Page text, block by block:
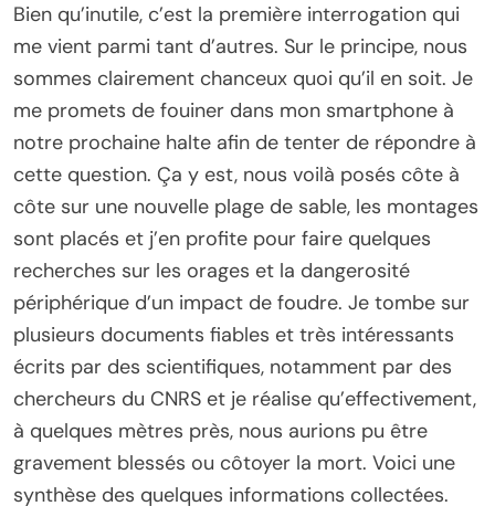
Bien qu’inutile, c’est la première interrogation qui
me vient parmi tant d’autres. Sur le principe, nous
sommes clairement chanceux quoi qu’il en soit. Je
me promets de fouiner dans mon smartphone à
notre prochaine halte afin de tenter de répondre à
cette question. Ça y est, nous voilà posés côte à
côte sur une nouvelle plage de sable, les montages
sont placés et j’en profite pour faire quelques
recherches sur les orages et la dangerosité
périphérique d’un impact de foudre. Je tombe sur
plusieurs documents fiables et très intéressants
écrits par des scientifiques, notamment par des
chercheurs du CNRS et je réalise qu’effectivement,
à quelques mètres près, nous aurions pu être
gravement blessés ou côtoyer la mort. Voici une
synthèse des quelques informations collectées.